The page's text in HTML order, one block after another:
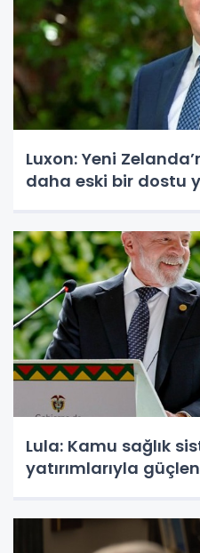
Luxon: Yeni
daha eski bir dostu
Lula: Kamu sağlık
yatırımlarıyla